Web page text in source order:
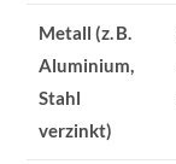
Metall (z. B.
Aluminium,
Stahl
verzinkt)